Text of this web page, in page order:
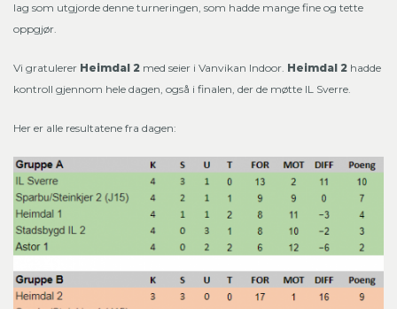
lag som utgjorde denne turneringen, som hadde mange fine og tette
oppgjør.
Vi gratulerer Heimdal 2 med seier i Vanvikan Indoor. Heimdal 2 hadde
kontroll gjennom hele dagen, også i finalen, der de møtte IL Sverre.
Her er alle resultatene fra dagen: